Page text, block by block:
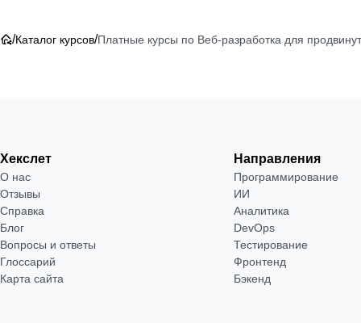
/Каталог курсов/Платные курсы по Веб-разработка для
Хекслет
О нас
Отзывы
Справка
Блог
Вопросы и ответы
Глоссарий
Карта сайта
Направления
Программирование
ИИ
Аналитика
DevOps
Тестирование
Фронтенд
Бэкенд